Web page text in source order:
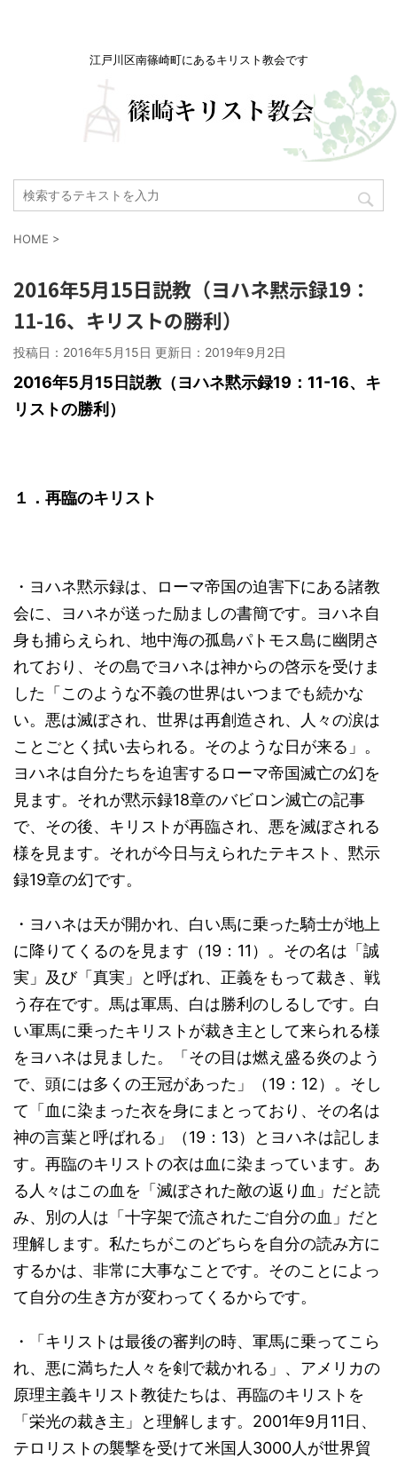
江戸川区南篠崎町にあるキリスト教会です
HOME >
2016年5月15日説教（ヨハネ黙示録19：
11-16、キリストの勝利）
投稿日：2016年5月15日 更新日： 2019年9月2日
2016年5月15日説教（ヨハネ黙示録19：11-16、キ
リストの勝利）
１．再臨のキリスト
・ヨハネ黙示録は、ローマ帝国の迫害下にある諸教
会に、ヨハネが送った励ましの書簡です。ヨハネ自
身も捕らえられ、地中海の孤島パトモス島に幽閉さ
れており、その島でヨハネは神からの啓示を受けま
した「このような不義の世界はいつまでも続かな
い。悪は滅ぼされ、世界は再創造され、人々の涙は
ことごとく拭い去られる。そのような日が来る」。
ヨハネは自分たちを迫害するローマ帝国滅亡の幻を
見ます。それが黙示録18章のバビロン滅亡の記事
で、その後、キリストが再臨され、悪を滅ぼされる
様を見ます。それが今日与えられたテキスト、黙示
録19章の幻です。
・ヨハネは天が開かれ、白い馬に乗った騎士が地上
に降りてくるのを見ます（19：11）。その名は「誠
実」及び「真実」と呼ばれ、正義をもって裁き、戦
う存在です。馬は軍馬、白は勝利のしるしです。白
い軍馬に乗ったキリストが裁き主として来られる様
をヨハネは見ました。「その目は燃え盛る炎のよう
で、頭には多くの王冠があった」（19：12）。そし
て「血に染まった衣を身にまとっており、その名は
神の言葉と呼ばれる」（19：13）とヨハネは記しま
す。再臨のキリストの衣は血に染まっています。あ
る人々はこの血を「滅ぼされた敵の返り血」だと読
み、別の人は「十字架で流されたご自分の血」だと
理解します。私たちがこのどちらを自分の読み方に
するかは、非常に大事なことです。そのことによっ
て自分の生き方が変わってくるからです。
・「キリストは最後の審判の時、軍馬に乗ってこら
れ、悪に満ちた人々を剣で裁かれる」、アメリカの
原理主義キリスト教徒たちは、再臨のキリストを
「栄光の裁き主」と理解します。2001年9月11日、
テロリストの襲撃を受けて米国人3000人が世界貿